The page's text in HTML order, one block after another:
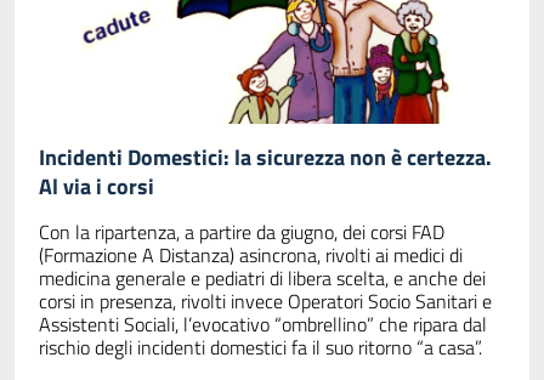
Incidenti Domestici: la sicurezza non è certezza.
Al via i corsi
Con la ripartenza, a partire da giugno, dei corsi FAD
(Formazione A Distanza) asincrona, rivolti ai medici di
medicina generale e pediatri di libera scelta, e anche dei
corsi in presenza, rivolti invece Operatori Socio Sanitari e
Assistenti Sociali, l’evocativo “ombrellino” che ripara dal
rischio degli incidenti domestici fa il suo ritorno “a casa”.